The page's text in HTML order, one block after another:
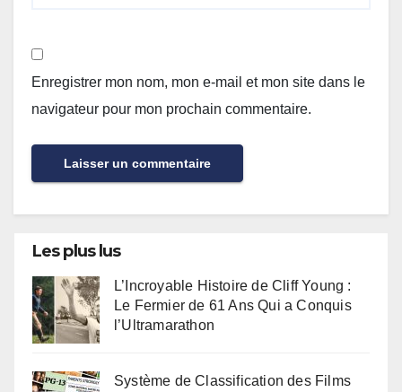
Enregistrer mon nom, mon e-mail et mon site dans le
navigateur pour mon prochain commentaire.
Les plus lus
L’Incroyable Histoire de Cliff Young :
Le Fermier de 61 Ans Qui a Conquis
l’Ultramarathon
Système de Classification des Films